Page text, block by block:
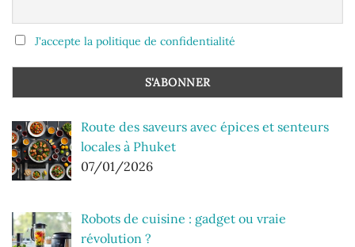
J'accepte la politique de confidentialité
Route des saveurs avec épices et senteurs
locales à Phuket
07/01/2026
Robots de cuisine : gadget ou vraie
révolution ?